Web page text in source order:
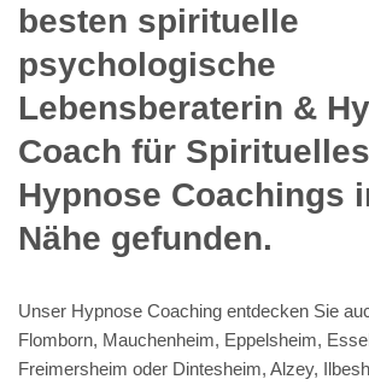
besten spirituelle
psychologische
Lebensberaterin &
Coach für Spirituelles
Hypnose Coachings
Nähe gefunden.
Unser Hypnose Coaching entdecken Sie
Flomborn, Mauchenheim, Eppelsheim,
Freimersheim oder Dintesheim, Alzey,